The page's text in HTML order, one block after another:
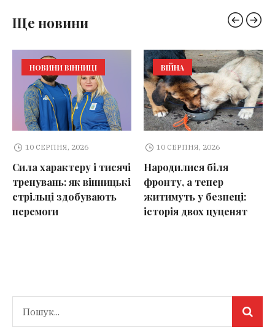
Ще новини
НОВИНИ ВІННИЦІ
10 СЕРПНЯ, 2026
Сила характеру і тисячі
тренувань: як вінницькі
стрільці здобувають
перемоги
ВІЙНА
10 СЕРПНЯ, 2026
Народилися біля
фронту, а тепер
житимуть у безпеці:
історія двох цуценят